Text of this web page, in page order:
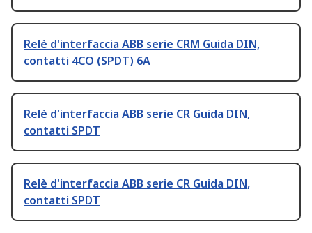
Relè d'interfaccia ABB serie CRM Guida DIN,
contatti 4CO (SPDT) 6A
Relè d'interfaccia ABB serie CR Guida DIN,
contatti SPDT
Relè d'interfaccia ABB serie CR Guida DIN,
contatti SPDT